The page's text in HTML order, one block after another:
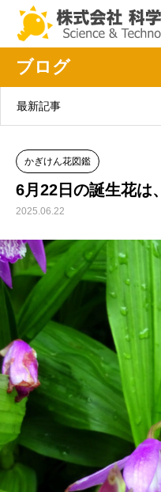
ブログ
最新記事
かぎけん花図鑑
6月22日の誕生花は
2025.06.22